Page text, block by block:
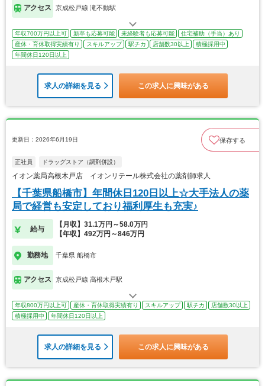
アクセス 京成松戸線 滝不動駅
年収700万円以上可 新卒も応募可能 未経験者も応募可能
住宅補助（手当）あり
産休・育休取得実績有り
スキルアップ 駅チカ 店舗数30以上
積極採用中
年間休日120日以上
求人の詳細を見る この求人に興味がある
更新日：2026年6月19日 保存する
正社員 ドラッグストア（調剤併設）
イオン薬局高根木戸店 イオンリテール株式会社の薬剤師求人
【千葉県船橋市】年間休日120日以上☆大手法人の薬
局で経営も安定しており福利厚生も充実♪
給与
【月収】31.1万円～58.0万円
【年収】492万円～846万円
勤務地 千葉県 船橋市
アクセス 京成松戸線 高根木戸駅
年収800万円以上可 産休・育休取得実績有り スキルアップ 駅チカ
店舗数30以上
積極採用中
年間休日120日以上
求人の詳細を見る この求人に興味がある